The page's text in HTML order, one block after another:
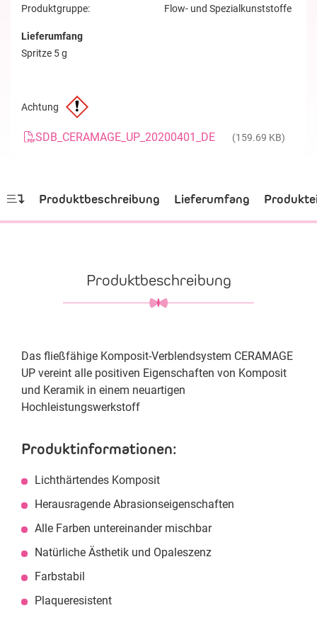
Produktgruppe:
Flow- und Spezialkunststoffe
Lieferumfang
Spritze 5 g
Achtung
SDB_CERAMAGE_UP_20200401_DE (159.69 KB)
Produktbeschreibung Lieferumfang
Produktbeschreibung
Das fließfähige Komposit-Verblendsystem CERAMAGE
UP vereint alle positiven Eigenschaften von Komposit
und Keramik in einem neuartigen
Hochleistungswerkstoff
Produktinformationen:
Lichthärtendes Komposit
Herausragende Abrasionseigenschaften
Alle Farben untereinander mischbar
Natürliche Ästhetik und Opaleszenz
Farbstabil
Plaqueresistent